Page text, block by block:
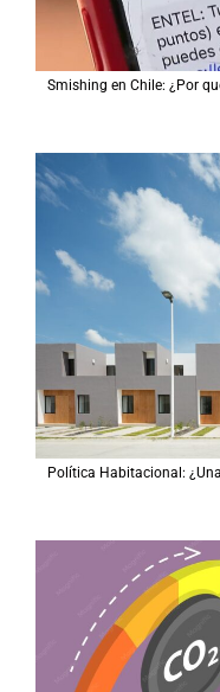
Smishing en Chile: ¿Por
Política Habitacional: